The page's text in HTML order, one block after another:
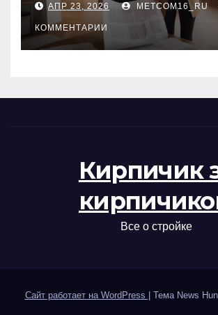
проверка
АПР 23, 2026 METCOM16_RU
КОММЕНТАРИИ
Кирпичик
Все о стройке
Сайт работает на WordPress Тема News